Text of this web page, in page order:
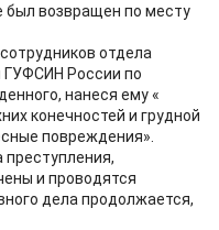
возвращен по месту
отдела
ГУФСИН России по
нанеся ему «
конечностей и грудной
повреждения».
и проводятся
дела продолжается,